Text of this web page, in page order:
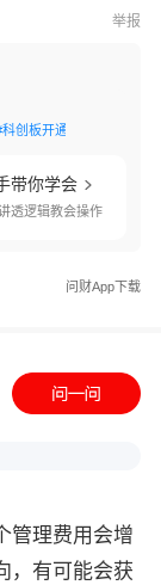
举报
科创板开通#
带你学会
透逻辑教会操作
问财App下载
管理费用会增
，有可能会获